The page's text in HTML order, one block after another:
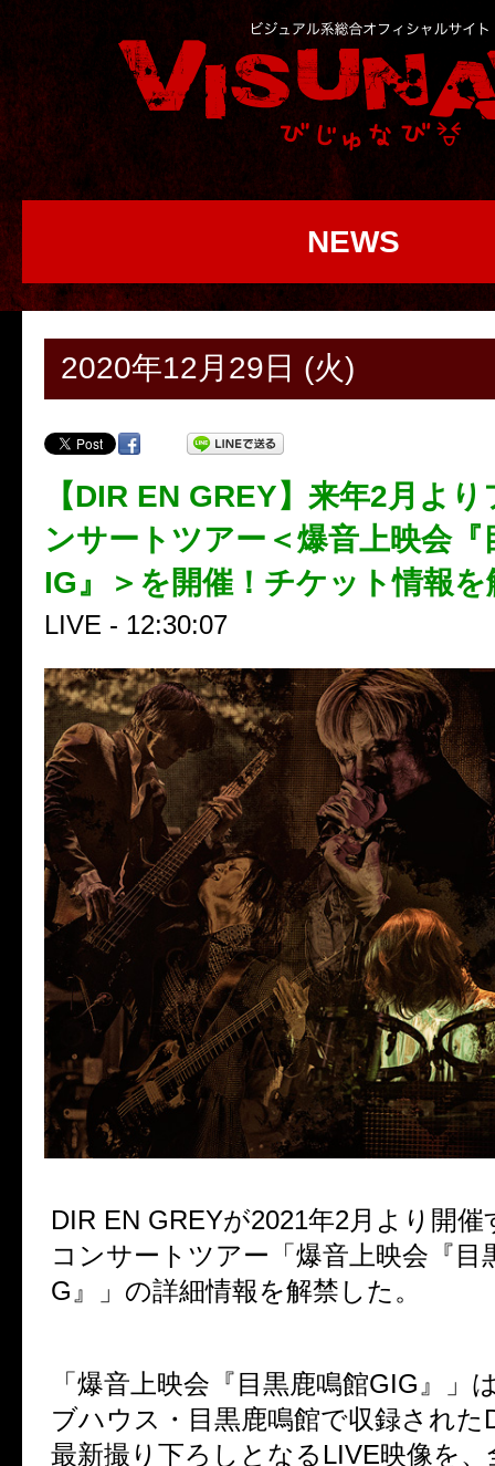
NEWS
2020年12月29日 (火)
【DIR EN GREY】来年2月よ
ンサートツアー＜爆音上映会『
IG』＞を開催！チケット情報を
LIVE - 12:30:07
DIR EN GREYが2021年2月より開
コンサートツアー「爆音上映会『目
G 』」の詳細情報を解禁した。
「爆音上映会『目黒鹿鳴館GIG 』」
ブハウス・目黒鹿鳴館で収録された
最新撮り下ろしとなる LIVE映像を